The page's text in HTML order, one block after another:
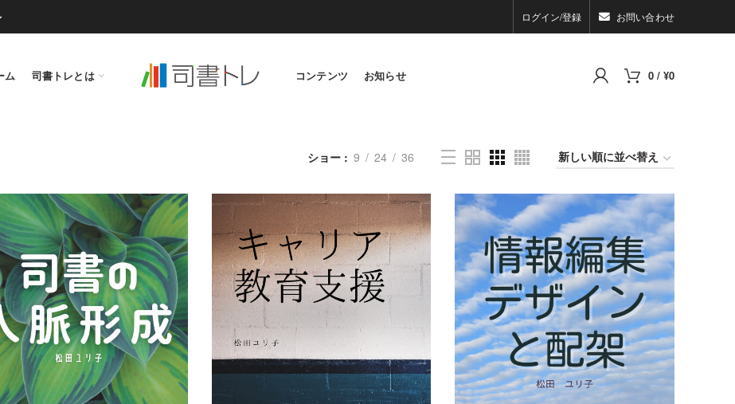
ログイン/登録 お問い合わせ
ム 司書トレとは コンテンツ お知らせ 0 / ¥0
ショー 9 24 36